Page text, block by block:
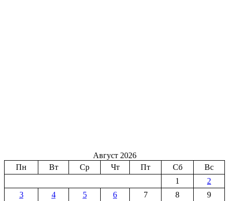
Август 2026
Пн
Вт Ср Чт Пт Сб
Вс
1
2
3
4 5 6 7 8
9